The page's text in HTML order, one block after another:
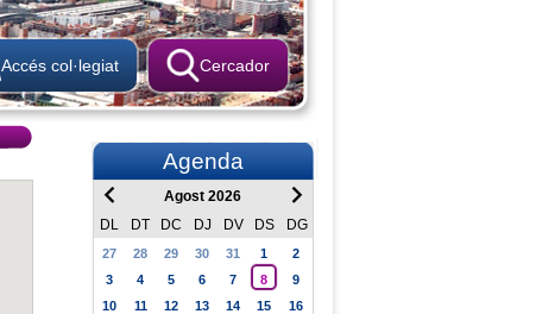
Cercador
Accés col·legiat
Agenda
Agost 2026
DL
DT DC DJ DV DS DG
27 28 29 30 31 1
2
3
4 5 6 7 8
9
10
11 12 13 14 15
16